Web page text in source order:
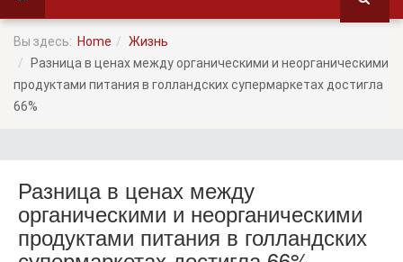
Вы здесь: Home
Жизнь
Разница в ценах между органическими и неорганическими
продуктами питания в голландских супермаркетах достигла
66%
Разница в ценах между
органическими и неорганическими
продуктами питания в голландских